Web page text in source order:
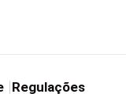
Regulações